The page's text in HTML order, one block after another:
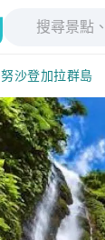
努沙登加拉群島